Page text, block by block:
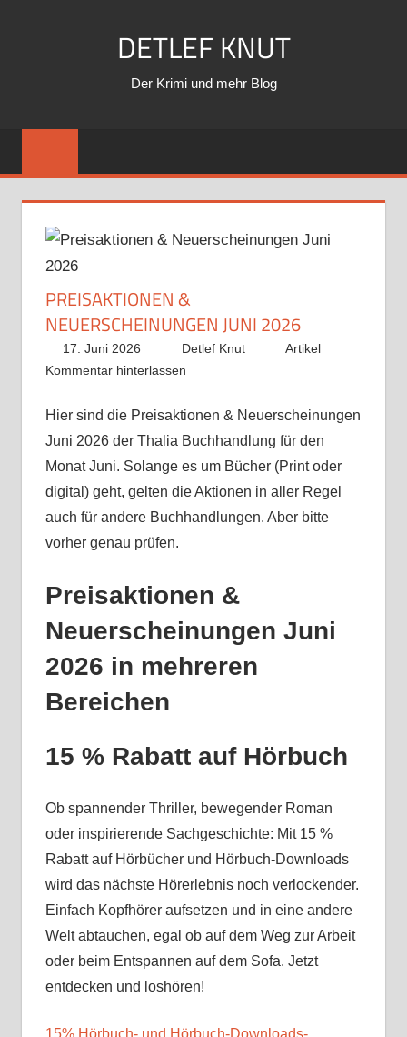
DETLEF KNUT
Der Krimi und mehr Blog
PREISAKTIONEN &
NEUERSCHEINUNGEN JUNI 2026
17. Juni 2026 Detlef Knut
Artikel
Kommentar hinterlassen
Hier sind die Preisaktionen & Neuerscheinungen
Juni 2026 der Thalia Buchhandlung für den
Monat Juni. Solange es um Bücher (Print oder
digital) geht, gelten die Aktionen in aller Regel
auch für andere Buchhandlungen. Aber bitte
vorher genau prüfen.
Preisaktionen &
Neuerscheinungen Juni
2026 in mehreren
Bereichen
15 % Rabatt auf Hörbuch
Ob spannender Thriller, bewegender Roman
oder inspirierende Sachgeschichte: Mit 15 %
Rabatt auf Hörbücher und Hörbuch-Downloads
wird das nächste Hörerlebnis noch verlockender.
Einfach Kopfhörer aufsetzen und in eine andere
Welt abtauchen, egal ob auf dem Weg zur Arbeit
oder beim Entspannen auf dem Sofa. Jetzt
entdecken und loshören!